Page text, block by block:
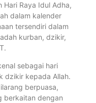
Hari Raya Idul Adha,
dalam kalender
tersendiri dalam
kurban, dzikir,
sebagai hari
dzikir kepada Allah.
berpuasa,
berkaitan dengan